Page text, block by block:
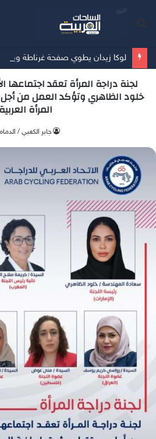
لوكا زيدان يطوي صفحة غرناطة ويبدأ
لجنة دراجة المرأة تعقد اجتماعها
خلود الظاهري وتؤكد العمل من
المرأة العربية
جابر الكعبي /